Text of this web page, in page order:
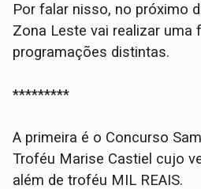
Por falar nisso, no próximo
Zona Leste vai realizar uma
programações distintas.
*********
A primeira é o Concurso
Troféu Marise Castiel cujo
além de troféu MIL REAIS.